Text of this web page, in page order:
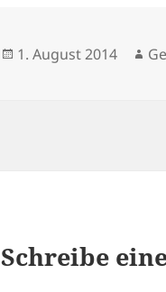
Veröffentlicht
1. August 2014
Schreibe